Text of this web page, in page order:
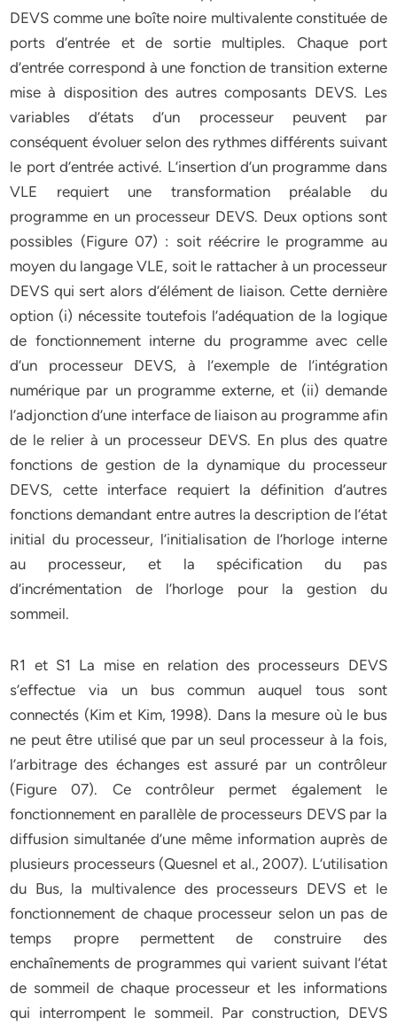
DEVS comme une boîte noire multivalente constituée de
ports d’entrée et de sortie multiples. Chaque port
d’entrée correspond à une fonction de transition externe
mise à disposition des autres composants DEVS. Les
variables d’états d’un processeur peuvent par
conséquent évoluer selon des rythmes différents suivant
le port d’entrée activé. L’insertion d’un programme dans
VLE requiert une transformation préalable du
programme en un processeur DEVS. Deux options sont
possibles (Figure 07) : soit réécrire le programme au
moyen du langage VLE, soit le rattacher à un processeur
DEVS qui sert alors d’élément de liaison. Cette dernière
option (i) nécessite toutefois l’adéquation de la logique
de fonctionnement interne du programme avec celle
d’un processeur DEVS, à l’exemple de l’intégration
numérique par un programme externe, et (ii) demande
l’adjonction d’une interface de liaison au programme afin
de le relier à un processeur DEVS. En plus des quatre
fonctions de gestion de la dynamique du processeur
DEVS, cette interface requiert la définition d’autres
fonctions demandant entre autres la description de l’état
initial du processeur, l’initialisation de l’horloge interne
au processeur, et la spécification du pas
d’incrémentation de l’horloge pour la gestion du
sommeil.
R1 et S1 La mise en relation des processeurs DEVS
s’effectue via un bus commun auquel tous sont
connectés (Kim et Kim, 1998). Dans la mesure où le bus
ne peut être utilisé que par un seul processeur à la fois,
l’arbitrage des échanges est assuré par un contrôleur
(Figure 07). Ce contrôleur permet également le
fonctionnement en parallèle de processeurs DEVS par la
diffusion simultanée d’une même information auprès de
plusieurs processeurs (Quesnel et al., 2007). L’utilisation
du Bus, la multivalence des processeurs DEVS et le
fonctionnement de chaque processeur selon un pas de
temps propre permettent de construire des
enchaînements de programmes qui varient suivant l’état
de sommeil de chaque processeur et les informations
qui interrompent le sommeil. Par construction, DEVS